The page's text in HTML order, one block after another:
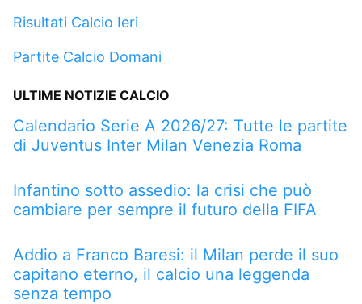
Risultati Calcio Ieri
Partite Calcio Domani
ULTIME NOTIZIE CALCIO
Calendario Serie A 2026/27: Tutte le partite
di Juventus Inter Milan Venezia Roma
Infantino sotto assedio: la crisi che può
cambiare per sempre il futuro della FIFA
Addio a Franco Baresi: il Milan perde il suo
capitano eterno, il calcio una leggenda
senza tempo